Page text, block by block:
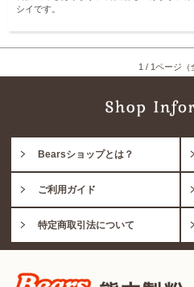
シイです。
1 / 1ページ（
Bearsショップとは？
ご利用ガイド
特定商取引法について